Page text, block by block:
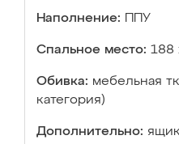
Наполнение: ППУ
Спальное место: 188
Обивка: мебельная
категория)
Дополнительно: